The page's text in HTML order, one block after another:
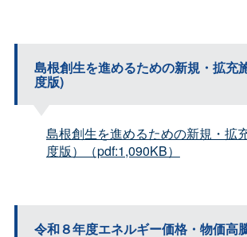
島根創生を進めるための新規・拡充
度版)
島根創生を進めるための新規・拡
度版）（pdf:1,090KB）
令和８年度エネルギー価格・物価高